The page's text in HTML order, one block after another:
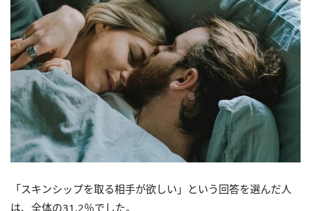
「スキンシップを取る相手が欲しい」という回答を選んだ人
は、全体の31.2％でした。